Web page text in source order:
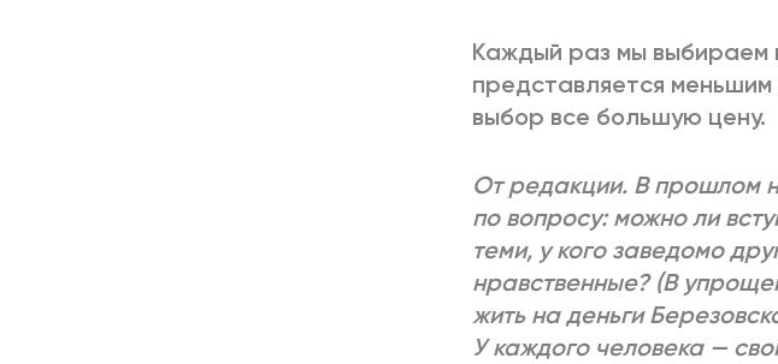
Каждый раз мы выбираем
представляется
выбор все большую цену.
От редакции. В прошлом
по вопросу: можно ли
теми, у кого заведомо
нравственные? (В
жить на деньги
У каждого человека —